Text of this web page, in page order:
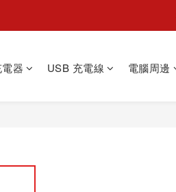
器 USB 充電線 電腦周邊